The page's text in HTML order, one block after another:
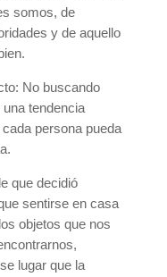
somos, de
y de aquello
No buscando
tendencia
persona pueda
que decidió
sentirse en casa
objetos que nos
lugar que la